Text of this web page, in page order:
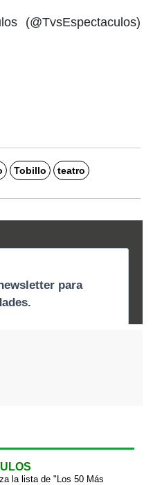
(@TvsEspectaculos)
Tobillo teatro
la lista de "Los 50 Más